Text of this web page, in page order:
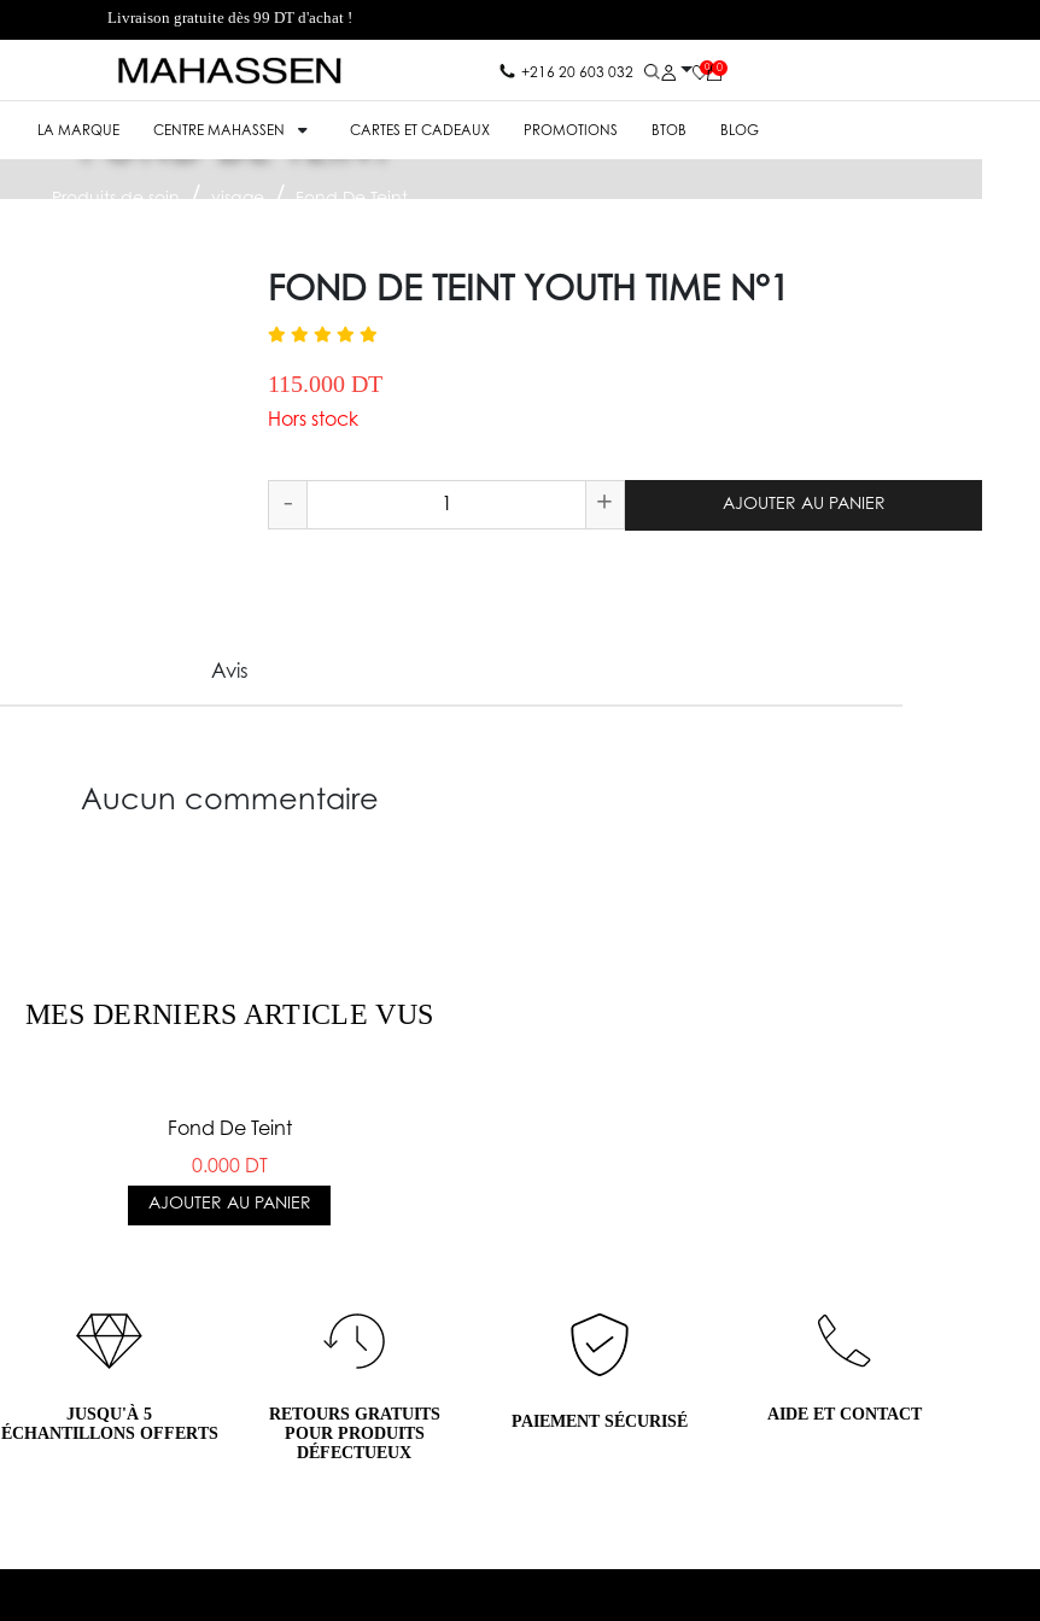
Livraison gratuite dès 99 DT d'achat !
+216 20 603 032 0 0
LA MARQUE CENTRE MAHASSEN CARTES ET CADEAUX PROMOTIONS BTOB BLOG
FOND DE TEINT
Produits de soin visage Fond De Teint
FOND DE TEINT YOUTH TIME N°1
115.000 DT
Hors stock
- + AJOUTER AU PANIER
Avis
Aucun commentaire
MES DERNIERS ARTICLE VUS
Fond De Teint
0.000 DT
AJOUTER AU PANIER
JUSQU'À 5
ÉCHANTILLONS OFFERTS
RETOURS GRATUITS
POUR PRODUITS
DÉFECTUEUX
PAIEMENT SÉCURISÉ AIDE ET CONTACT